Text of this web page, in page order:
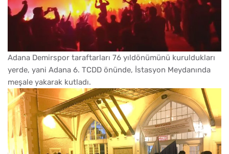
Adana Demirspor taraftarları 76 yıldönümünü kuruldukları
yerde, yani Adana 6. TCDD önünde, İstasyon Meydanında
meşale yakarak kutladı.